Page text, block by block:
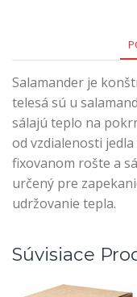
Salamander je
telesá sú u
sálajú teplo na
od vzdialenosti
fixovanom rošte a
určený pre
udržovanie tepla.
Súvisiace